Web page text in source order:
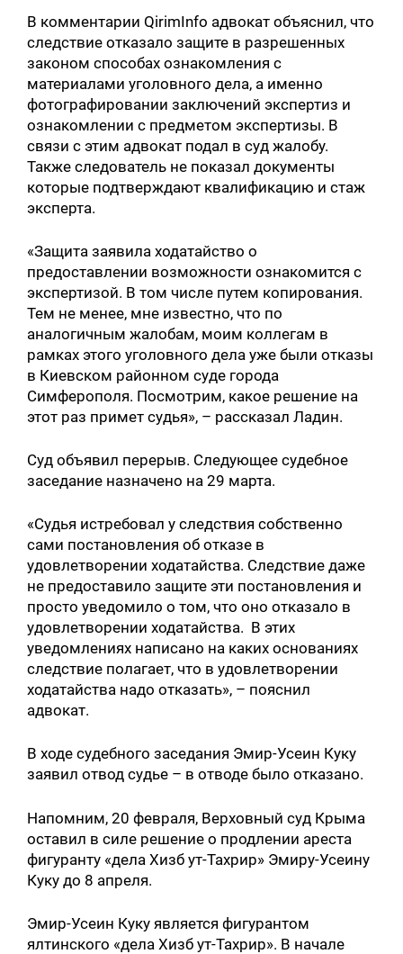
В комментарии QirimInfo адвокат объяснил, что
следствие отказало защите в разрешенных
законом способах ознакомления с
материалами уголовного дела, а именно
фотографировании заключений экспертиз и
ознакомлении с предметом экспертизы. В
связи с этим адвокат подал в суд жалобу.
Также следователь не показал документы
которые подтверждают квалификацию и стаж
эксперта.
«Защита заявила ходатайство о
предоставлении возможности ознакомится с
экспертизой. В том числе путем копирования.
Тем не менее, мне известно, что по
аналогичным жалобам, моим коллегам в
рамках этого уголовного дела уже были отказы
в Киевском районном суде города
Симферополя. Посмотрим, какое решение на
этот раз примет судья», – рассказал Ладин.
Суд объявил перерыв. Следующее судебное
заседание назначено на 29 марта.
«Судья истребовал у следствия собственно
сами постановления об отказе в
удовлетворении ходатайства. Следствие даже
не предоставило защите эти постановления и
просто уведомило о том, что оно отказало в
удовлетворении ходатайства. В этих
уведомлениях написано на каких основаниях
следствие полагает, что в удовлетворении
ходатайства надо отказать», – пояснил
адвокат.
В ходе судебного заседания Эмир-Усеин Куку
заявил отвод судье – в отводе было отказано.
Напомним, 20 февраля, Верховный суд Крыма
оставил в силе решение о продлении ареста
фигуранту «дела Хизб ут-Тахрир» Эмиру-Усеину
Куку до 8 апреля.
Эмир-Усеин Куку является фигурантом
ялтинского «дела Хизб ут-Тахрир». В начале